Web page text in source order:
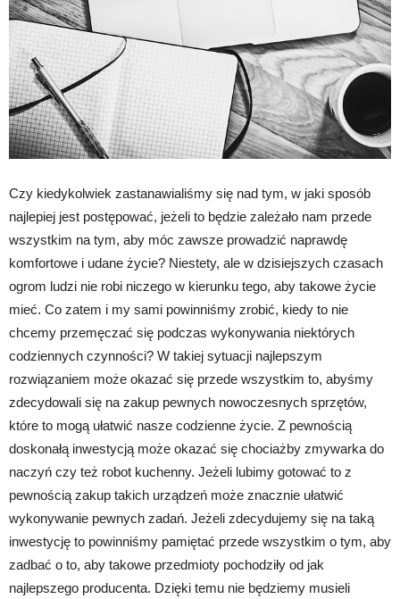
Czy kiedykolwiek zastanawialiśmy się nad tym, w jaki sposób
najlepiej jest postępować, jeżeli to będzie zależało nam przede
wszystkim na tym, aby móc zawsze prowadzić naprawdę
komfortowe i udane życie? Niestety, ale w dzisiejszych czasach
ogrom ludzi nie robi niczego w kierunku tego, aby takowe życie
mieć. Co zatem i my sami powinniśmy zrobić, kiedy to nie
chcemy przemęczać się podczas wykonywania niektórych
codziennych czynności? W takiej sytuacji najlepszym
rozwiązaniem może okazać się przede wszystkim to, abyśmy
zdecydowali się na zakup pewnych nowoczesnych sprzętów,
które to mogą ułatwić nasze codzienne życie. Z pewnością
doskonałą inwestycją może okazać się chociażby zmywarka do
naczyń czy też robot kuchenny. Jeżeli lubimy gotować to z
pewnością zakup takich urządzeń może znacznie ułatwić
wykonywanie pewnych zadań. Jeżeli zdecydujemy się na taką
inwestycję to powinniśmy pamiętać przede wszystkim o tym, aby
zadbać o to, aby takowe przedmioty pochodziły od jak
najlepszego producenta. Dzięki temu nie będziemy musieli